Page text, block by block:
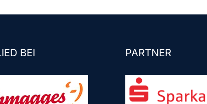
BEI PARTNER